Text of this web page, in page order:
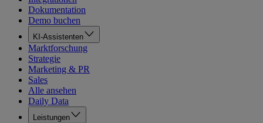
Dokumentation
Demo buchen
KI-Assistenten
Marktforschung
Strategie
Marketing & PR
Sales
Alle ansehen
Daily Data
Leistungen